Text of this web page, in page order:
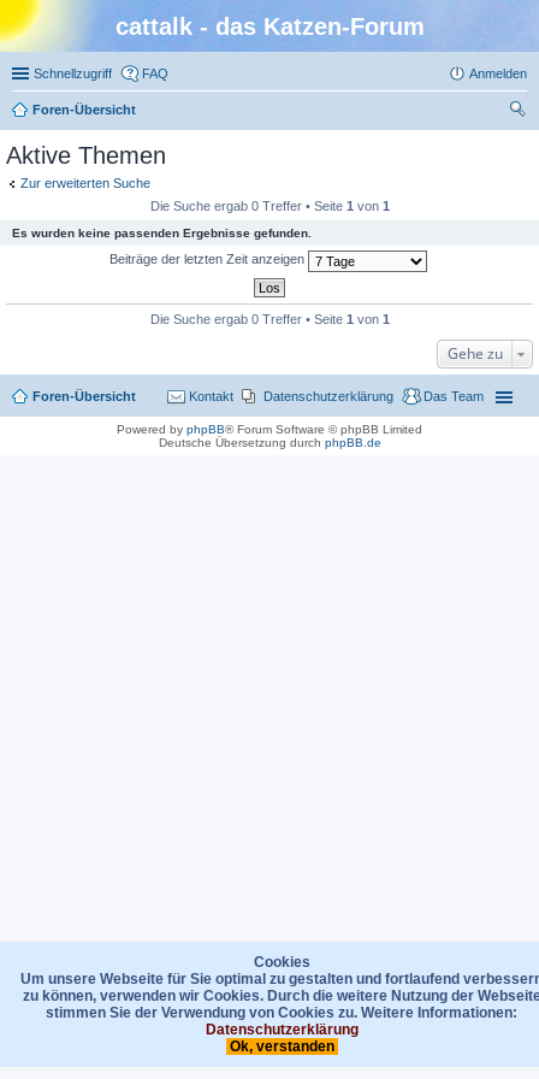
cattalk - das Katzen-Forum
Schnellzugriff FAQ Anmelden
Foren-Übersicht
Aktive Themen
Zur erweiterten Suche
Die Suche ergab 0 Treffer • Seite 1 von 1
Es wurden keine passenden Ergebnisse gefunden.
Beiträge der letzten Zeit anzeigen
Die Suche ergab 0 Treffer • Seite 1 von 1
Gehe zu
Cookies
Um unsere Webseite für Sie optimal zu gestalten und fortlaufend
zu können, verwenden wir Cookies. Durch die weitere Nutzung der
stimmen Sie der Verwendung von Cookies zu. Weitere Informationen:
Datenschutzerklärung
Ok, verstanden
Foren-Übersicht Das Team
Datenschutzerklärung
Kontakt
Powered by phpBB® Forum Software © phpBB Limited
Deutsche Übersetzung durch phpBB.de